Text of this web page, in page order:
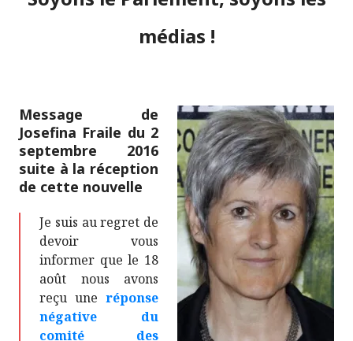
médias !
Message de
Josefina Fraile du 2
septembre 2016
suite à la réception
de cette nouvelle
Je suis au regret de
devoir vous
informer que le 18
août nous avons
reçu une réponse
négative du
comité des